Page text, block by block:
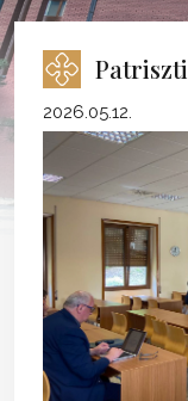
2026.05.12.